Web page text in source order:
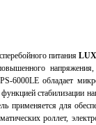
питания
напряжения,
6000LE обладает
стабилизации
применяется для
роллет,